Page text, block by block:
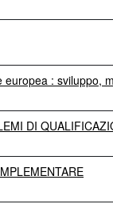
: sviluppo,
DI